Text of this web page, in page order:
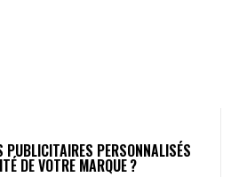
PUBLICITAIRES PERSONNALISÉS
DE VOTRE MARQUE ?